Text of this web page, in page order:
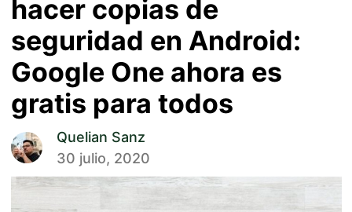
hacer copias de
seguridad en Android:
Google One ahora es
gratis para todos
Quelian Sanz
30 julio, 2020